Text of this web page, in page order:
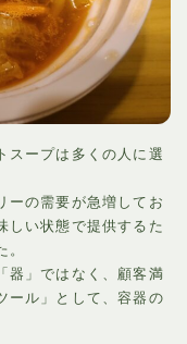
スープは多くの人に選
ーの需要が急増してお
しい状態で提供するた
器」ではなく、顧客満
ール」として、容器の